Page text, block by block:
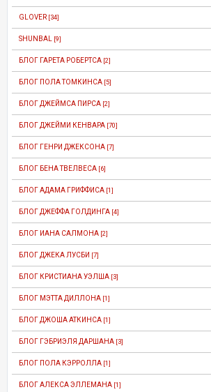
GLOVER [34]
SHUNBAL [9]
БЛОГ ГАРЕТА РОБЕРТСА [2]
БЛОГ ПОЛА ТОМКИНСА [5]
БЛОГ ДЖЕЙМСА ПИРСА [2]
БЛОГ ДЖЕЙМИ КЕНВАРА [70]
БЛОГ ГЕНРИ ДЖЕКСОНА [7]
БЛОГ БЕНА ТВЕЛВЕСА [6]
БЛОГ АДАМА ГРИФФИСА [1]
БЛОГ ДЖЕФФА ГОЛДИНГА [4]
БЛОГ ИАНА САЛМОНА [2]
БЛОГ ДЖЕКА ЛУСБИ [7]
БЛОГ КРИСТИАНА УЭЛША [3]
БЛОГ МЭТТА ДИЛЛОНА [1]
БЛОГ ДЖОША АТКИНСА [1]
БЛОГ ГЭБРИЭЛЯ ДАРШАНА [3]
БЛОГ ПОЛА КЭРРОЛЛА [1]
БЛОГ АЛЕКСА ЭЛЛЕМАНА [1]